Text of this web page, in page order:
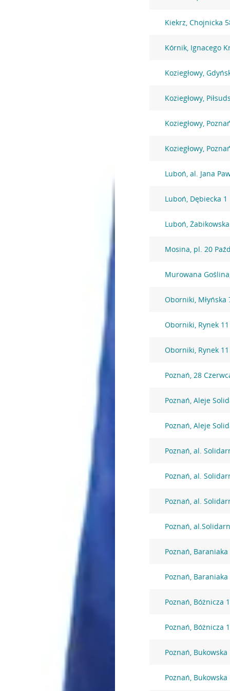
Kiekrz, Chojnicka
Kórnik, Ignacego
Koziegłowy,
Koziegłowy,
Koziegłowy,
Koziegłowy,
Luboń, al. Jana
Luboń, Dębiecka 1
Luboń,
Mosina, pl. 20
Murowana
Oborniki, Młyńska
Oborniki, Rynek 11
Oborniki, Rynek 11
Poznań, 28
Poznań, Aleje
Poznań, Aleje
Poznań, al.
Poznań, al.
Poznań, al.
Poznań,
Poznań, Baraniaka
Poznań, Baraniaka
Poznań, Bóżnicza 1
Poznań, Bóżnicza 1
Poznań, Bukowska
Poznań, Bukowska